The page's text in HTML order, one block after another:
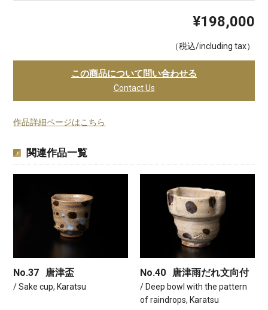
¥198,000
（税込/including tax）
この商品について問い合わせる
Contact Us
作品詳細ページはこちら
関連作品一覧
No.37 唐津盃
/ Sake cup, Karatsu
No.40 唐津雨だれ文向付
/ Deep bowl with the pattern
of raindrops, Karatsu